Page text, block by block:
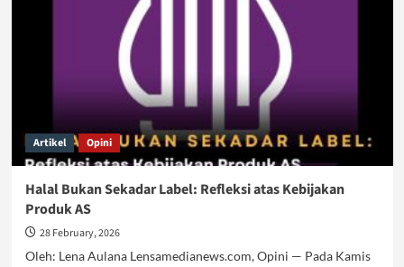
Artikel Opini
Halal Bukan Sekadar Label: Refleksi atas Kebijakan
Produk AS
28 February, 2026
Oleh: Lena Aulana Lensamedianews.com, Opini — Pada Kamis